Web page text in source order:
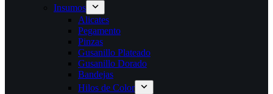
Insumos
Alicates
Pegamento
Pinzas
Gusanillo Plateado
Gusanillo Dorado
Bandejas
Hilos de Color